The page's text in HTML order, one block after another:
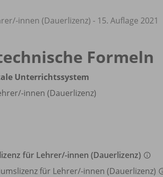
-innen (Dauerlizenz) - 15. Auflage 2021
Formeln
Unterrichtssystem
-innen (Dauerlizenz)
für Lehrer/-innen (Dauerlizenz)
für Lehrer/-innen (Dauerlizenz)